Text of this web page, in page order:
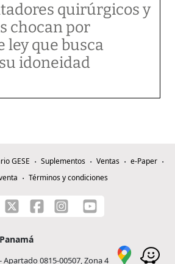
quirúrgicos y
chocan por
ley que busca
idoneidad
GESE Suplementos Ventas
e-Paper
Términos y condiciones
Apartado 0815-00507, Zona 4